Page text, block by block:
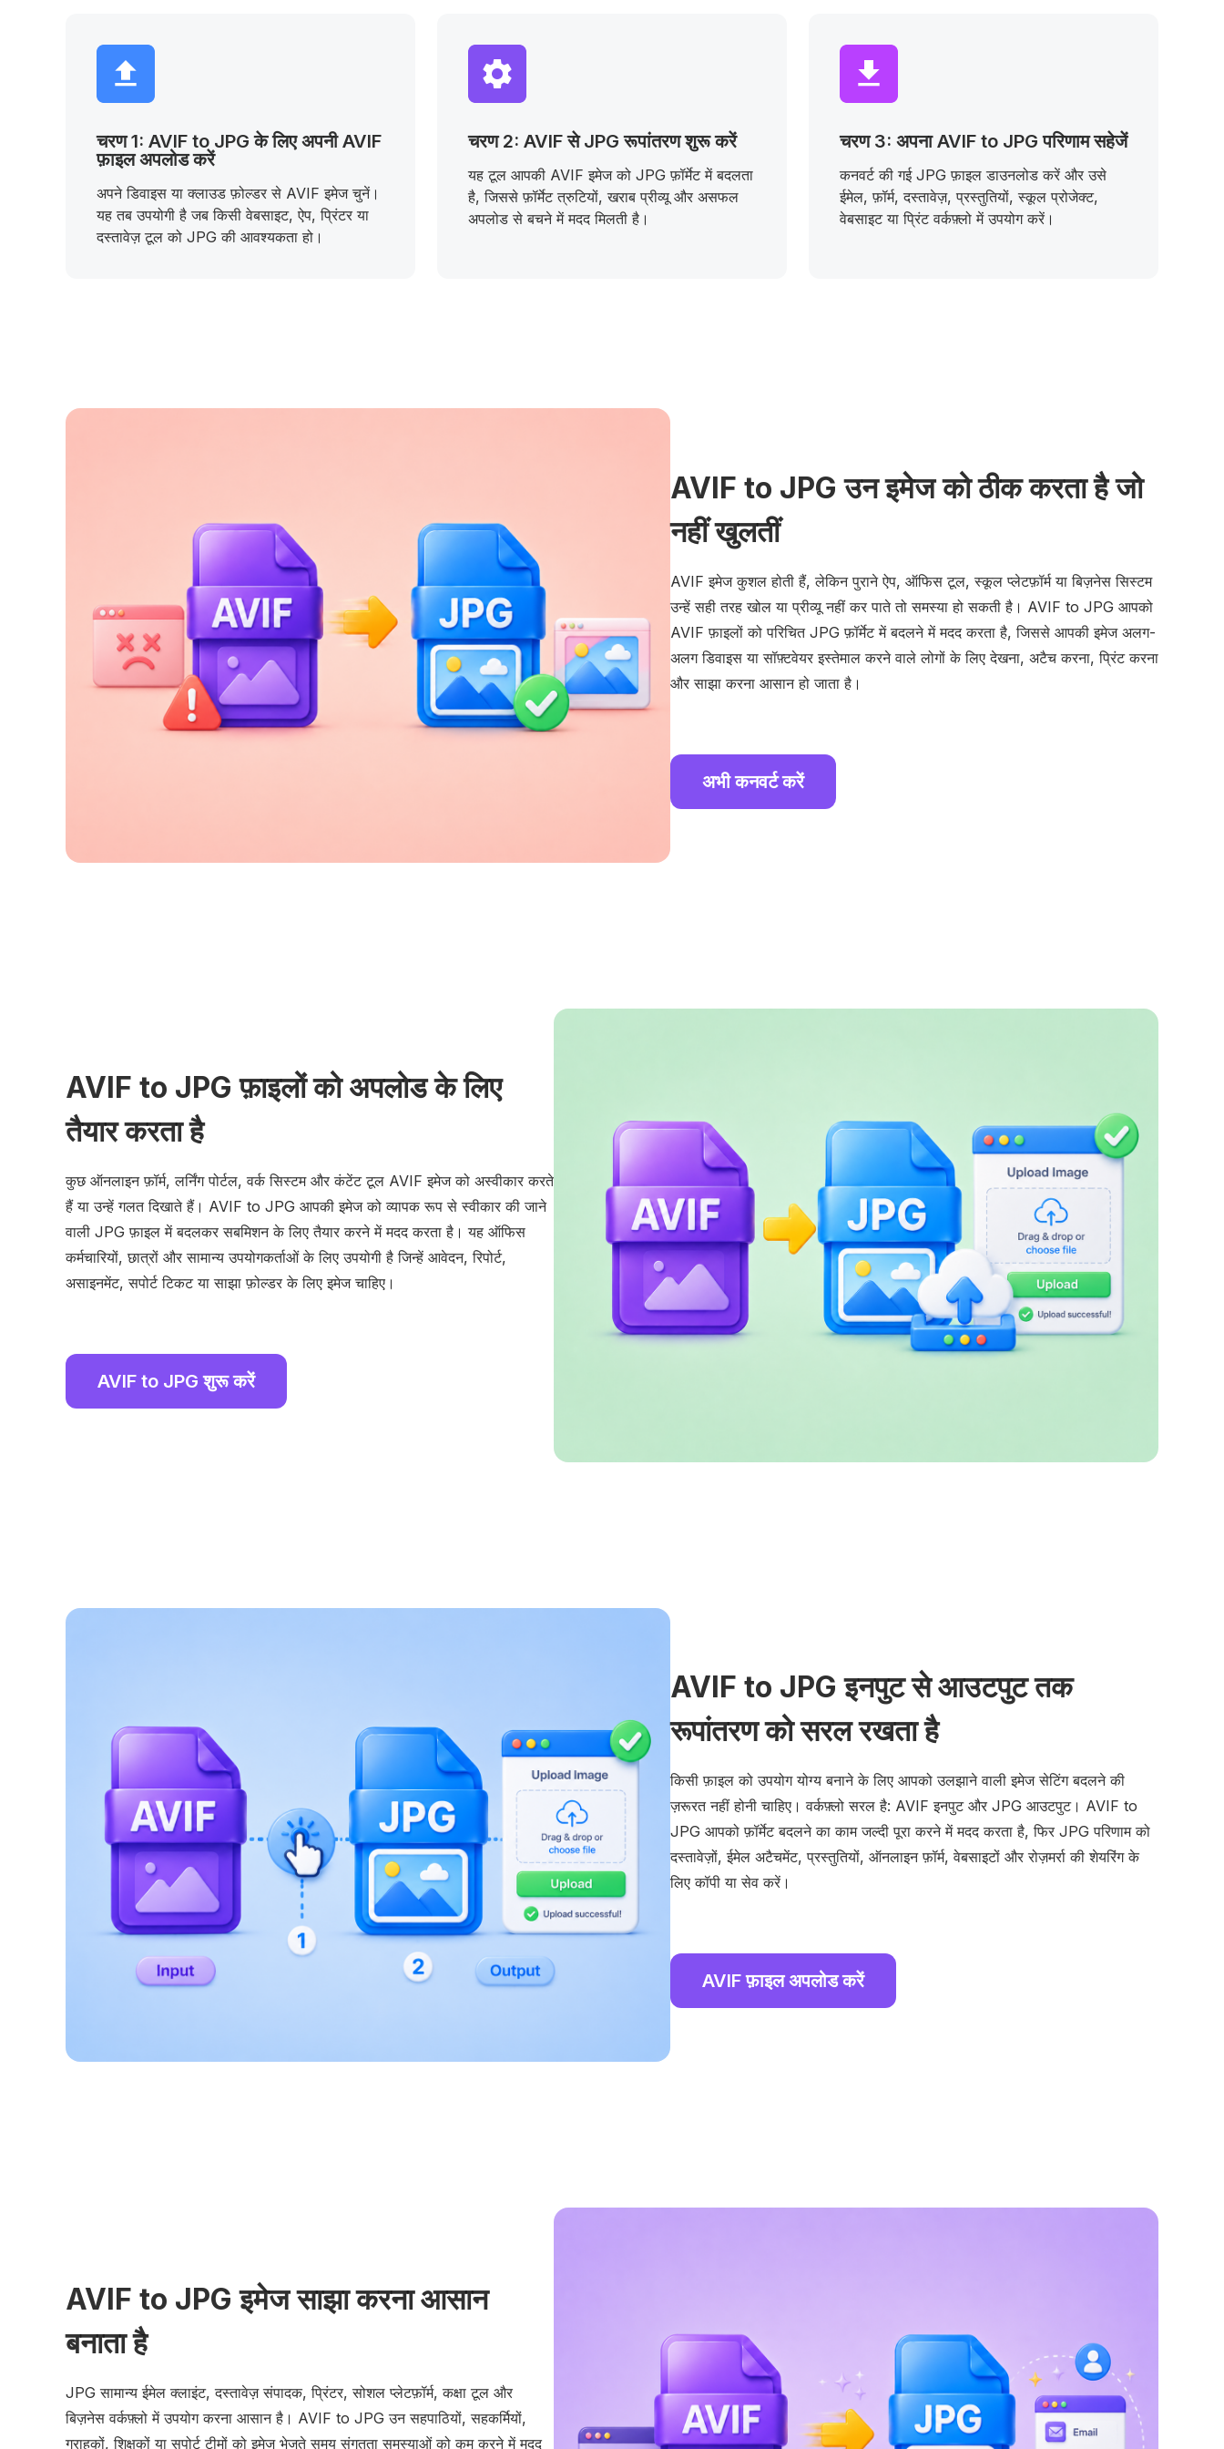
चरण 1: AVIF to JPG के लिए अपनी AVIF
फ़ाइल अपलोड करें
अपने डिवाइस या क्लाउड फ़ोल्डर से AVIF इमेज चुनें।
यह तब उपयोगी है जब किसी वेबसाइट, ऐप, प्रिंटर या
दस्तावेज़ टूल को JPG की आवश्यकता हो।
चरण 2: AVIF से JPG रूपांतरण शुरू करें
यह टूल आपकी AVIF इमेज को JPG फ़ॉर्मेट में बदलता
है, जिससे फ़ॉर्मेट त्रुटियों, खराब प्रीव्यू और असफल
अपलोड से बचने में मदद मिलती है।
चरण 3: अपना AVIF to JPG परिणाम सहेजें
कनवर्ट की गई JPG फ़ाइल डाउनलोड करें और उसे
ईमेल, फ़ॉर्म, दस्तावेज़, प्रस्तुतियों, स्कूल प्रोजेक्ट,
वेबसाइट या प्रिंट वर्कफ़्लो में उपयोग करें।
AVIF to JPG उन इमेज को ठीक करता है जो
नहीं खुलतीं
AVIF इमेज कुशल होती हैं, लेकिन पुराने ऐप, ऑफिस टूल, स्कूल प्लेटफ़ॉर्म या बिज़नेस सिस्टम
उन्हें सही तरह खोल या प्रीव्यू नहीं कर पाते तो समस्या हो सकती है। AVIF to JPG आपको
AVIF फ़ाइलों को परिचित JPG फ़ॉर्मेट में बदलने में मदद करता है, जिससे आपकी इमेज अलग-
अलग डिवाइस या सॉफ़्टवेयर इस्तेमाल करने वाले लोगों के लिए देखना, अटैच करना, प्रिंट करना
और साझा करना आसान हो जाता है।
अभी कनवर्ट करें
AVIF to JPG फ़ाइलों को अपलोड के लिए
तैयार करता है
कुछ ऑनलाइन फ़ॉर्म, लर्निंग पोर्टल, वर्क सिस्टम और कंटेंट टूल AVIF इमेज को अस्वीकार करते
हैं या उन्हें गलत दिखाते हैं। AVIF to JPG आपकी इमेज को व्यापक रूप से स्वीकार की जाने
वाली JPG फ़ाइल में बदलकर सबमिशन के लिए तैयार करने में मदद करता है। यह ऑफिस
कर्मचारियों, छात्रों और सामान्य उपयोगकर्ताओं के लिए उपयोगी है जिन्हें आवेदन, रिपोर्ट,
असाइनमेंट, सपोर्ट टिकट या साझा फ़ोल्डर के लिए इमेज चाहिए।
AVIF to JPG शुरू करें
AVIF to JPG इनपुट से आउटपुट तक
रूपांतरण को सरल रखता है
किसी फ़ाइल को उपयोग योग्य बनाने के लिए आपको उलझाने वाली इमेज सेटिंग बदलने की
ज़रूरत नहीं होनी चाहिए। वर्कफ़्लो सरल है: AVIF इनपुट और JPG आउटपुट। AVIF to
JPG आपको फ़ॉर्मेट बदलने का काम जल्दी पूरा करने में मदद करता है, फिर JPG परिणाम को
दस्तावेज़ों, ईमेल अटैचमेंट, प्रस्तुतियों, ऑनलाइन फ़ॉर्म, वेबसाइटों और रोज़मर्रा की शेयरिंग के
लिए कॉपी या सेव करें।
AVIF फ़ाइल अपलोड करें
AVIF to JPG इमेज साझा करना आसान
बनाता है
JPG सामान्य ईमेल क्लाइंट, दस्तावेज़ संपादक, प्रिंटर, सोशल प्लेटफ़ॉर्म, कक्षा टूल और
बिज़नेस वर्कफ़्लो में उपयोग करना आसान है। AVIF to JPG उन सहपाठियों, सहकर्मियों,
ग्राहकों, शिक्षकों या सपोर्ट टीमों को इमेज भेजते समय संगतता समस्याओं को कम करने में मदद